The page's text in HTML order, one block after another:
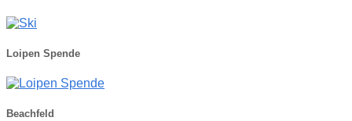
Loipen Spende
Beachfeld